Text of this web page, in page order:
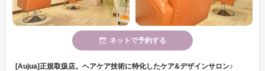
ネットで予約する
[Aujua]正規取扱店。ヘアケア技術に特化したケア&デザインサロン♪